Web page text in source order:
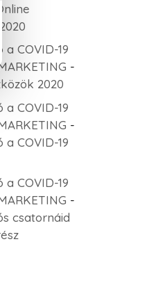
Online
COVID-19
-
2020
COVID-19
-
COVID-19
COVID-19
-
csatornáid